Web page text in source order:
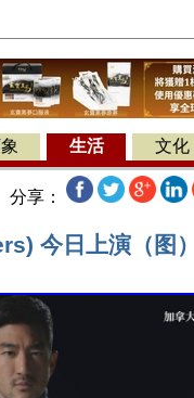
生活 文化
分享：
今日上演（图）